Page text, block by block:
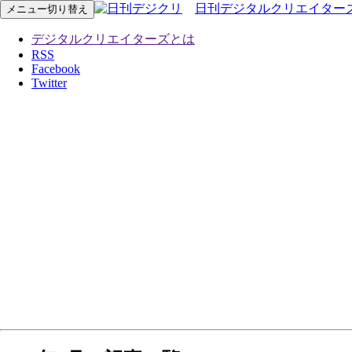
メニュー切り替え 日刊デジタルクリエイター
デジタルクリエイターズとは
RSS
Facebook
Twitter